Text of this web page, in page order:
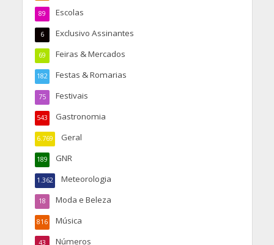
Escolas
89
Exclusivo Assinantes
6
Feiras & Mercados
69
Festas & Romarias
182
Festivais
75
Gastronomia
543
Geral
6.769
GNR
189
Meteorologia
1.362
Moda e Beleza
18
Música
816
Números
43